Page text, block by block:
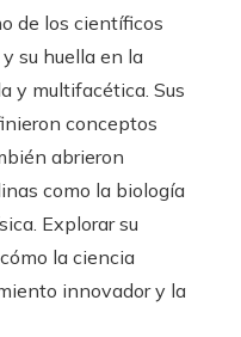
de los científicos
su huella en la
y multifacética. Sus
conceptos
abrieron
como la biología
Explorar su
la ciencia
innovador y la